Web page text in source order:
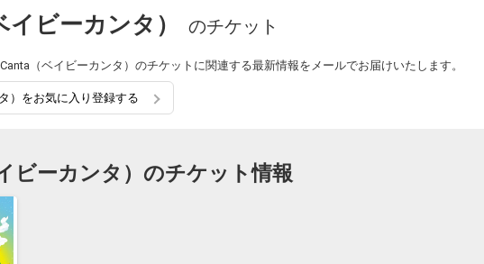
ビーカンタ） のチケット
（ベイビーカンタ）のチケットに関連する最新情報をメールでお届けいたします。
）をお気に入り登録する
ビーカンタ）のチケット情報